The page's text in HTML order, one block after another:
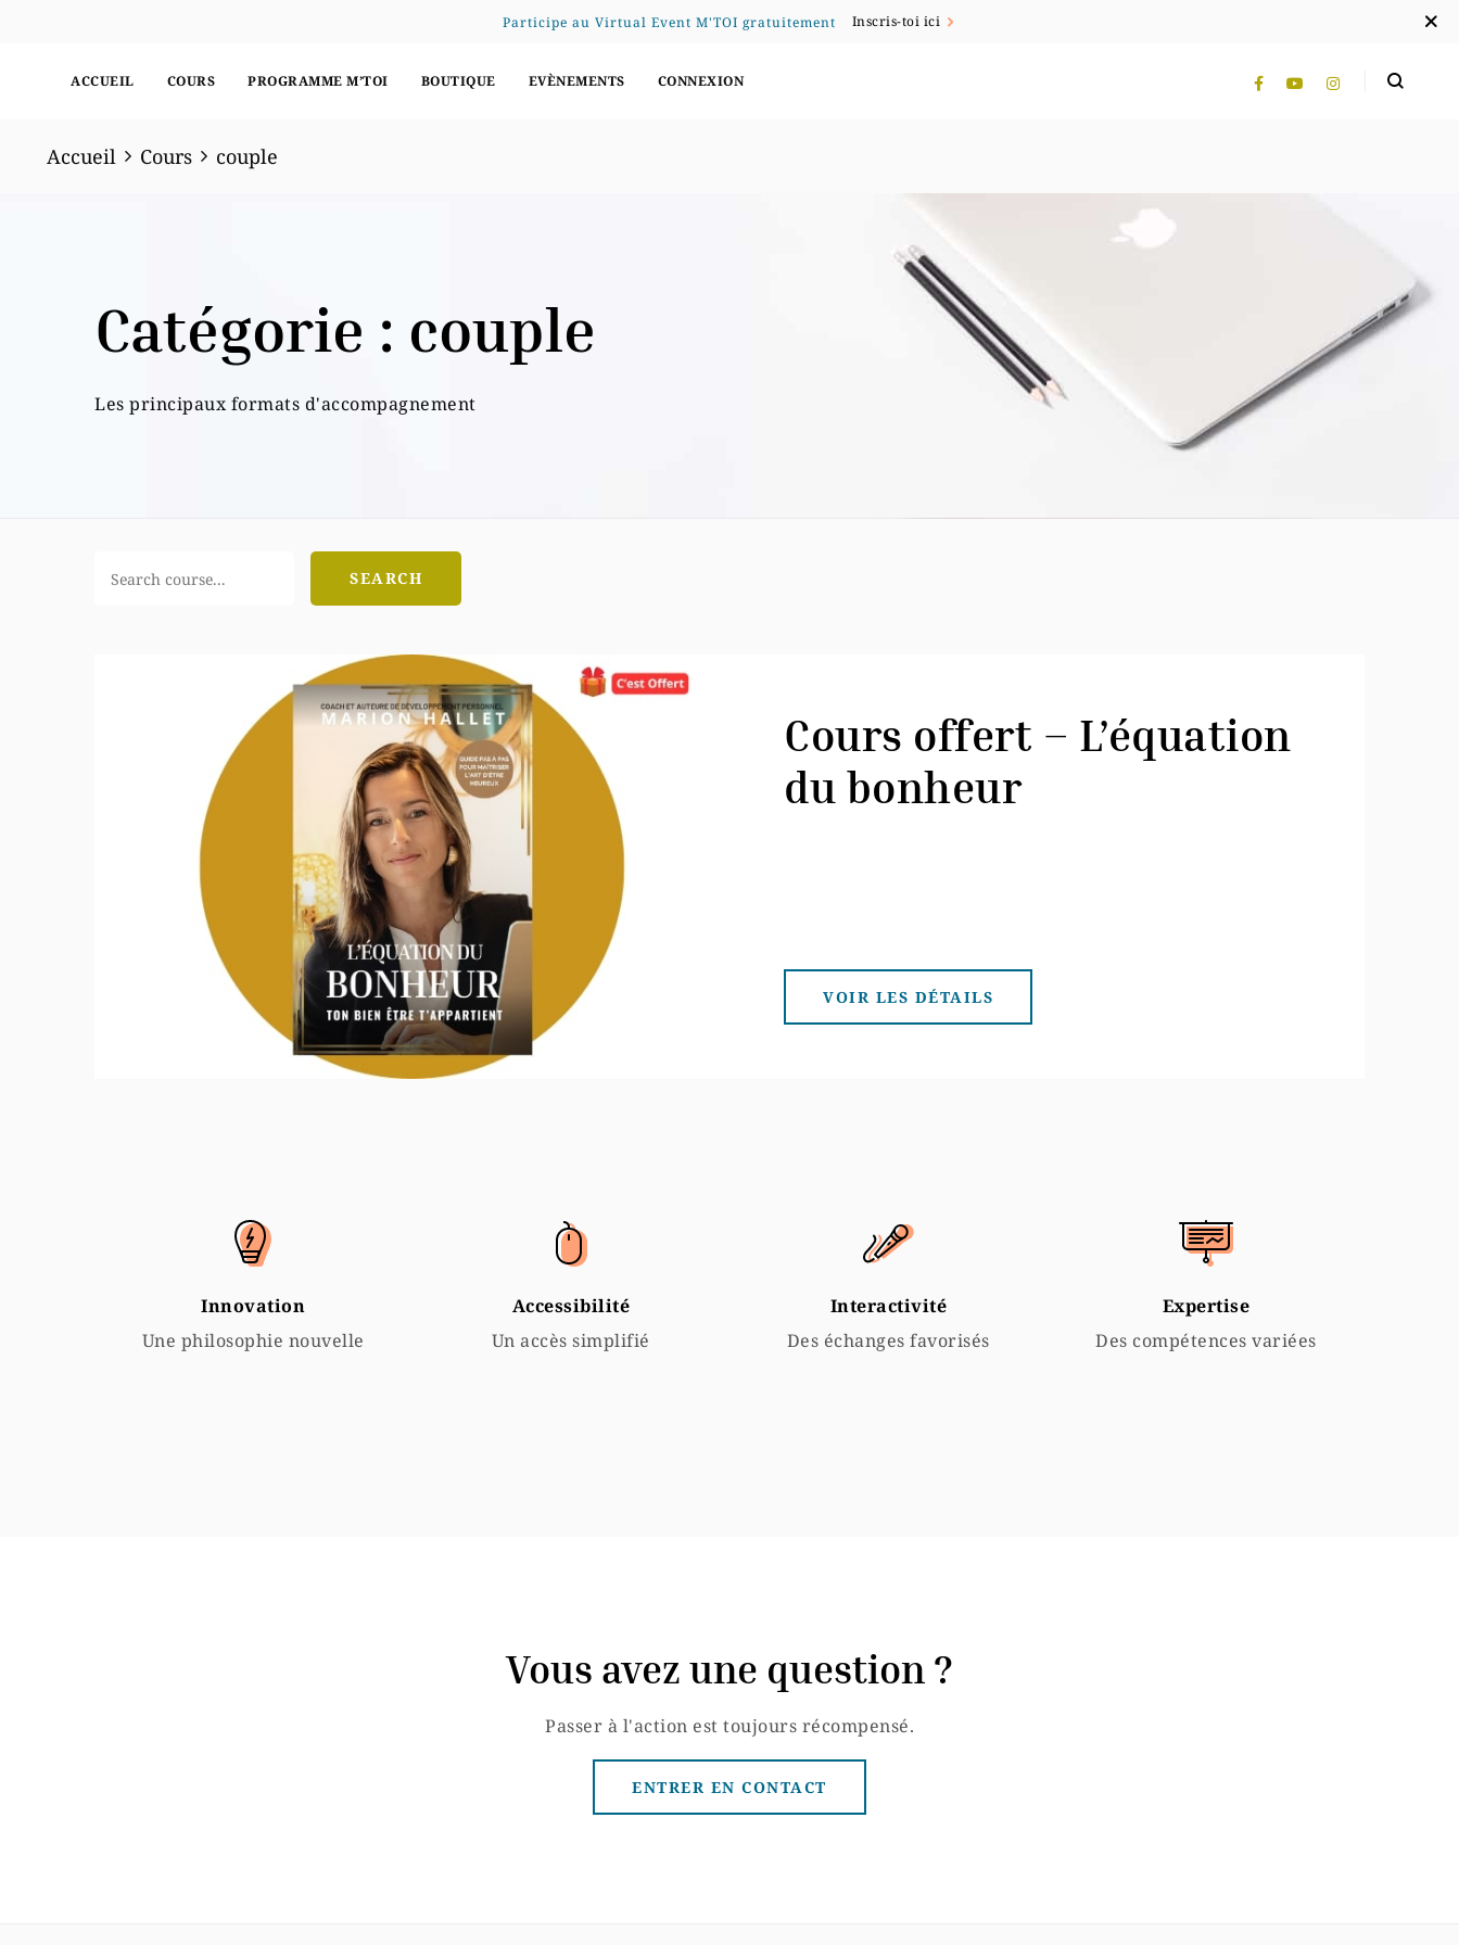
Participe au Virtual Event M'TOI gratuitement Inscris-toi ici
ACCUEIL COURS PROGRAMME M’TOI BOUTIQUE EVÈNEMENTS CONNEXION
Accueil Cours couple
Catégorie : couple
Les principaux formats d'accompagnement
SEARCH
Cours offert – L’équation
du bonheur
VOIR LES DÉTAILS
Innovation
Une philosophie nouvelle
Accessibilité
Un accès simplifié
Interactivité
Des échanges favorisés
Expertise
Des compétences variées
Vous avez une question ?
Passer à l'action est toujours récompensé.
ENTRER EN CONTACT